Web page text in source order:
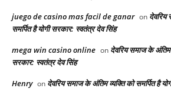
juego de casino mas facil de ganar on देवरिय
समर्पित है योगी सरकार: स्वतंत्र देव सिंह
mega win casino online on देवरिय समाज के अंतिम
सरकार: स्वतंत्र देव सिंह
Henry on देवरिय समाज के अंतिम व्यक्ति को समर्पित है